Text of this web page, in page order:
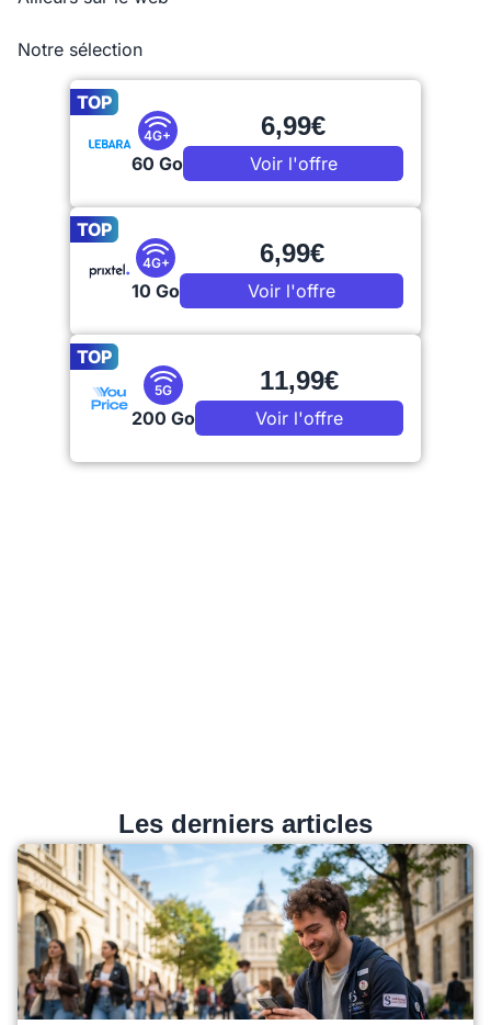
Notre sélection
TOP
4G+
60 Go
6,99€
Voir l'offre
TOP
4G+
10 Go
6,99€
Voir l'offre
TOP
5G
200 Go
11,99€
Voir l'offre
Les derniers articles